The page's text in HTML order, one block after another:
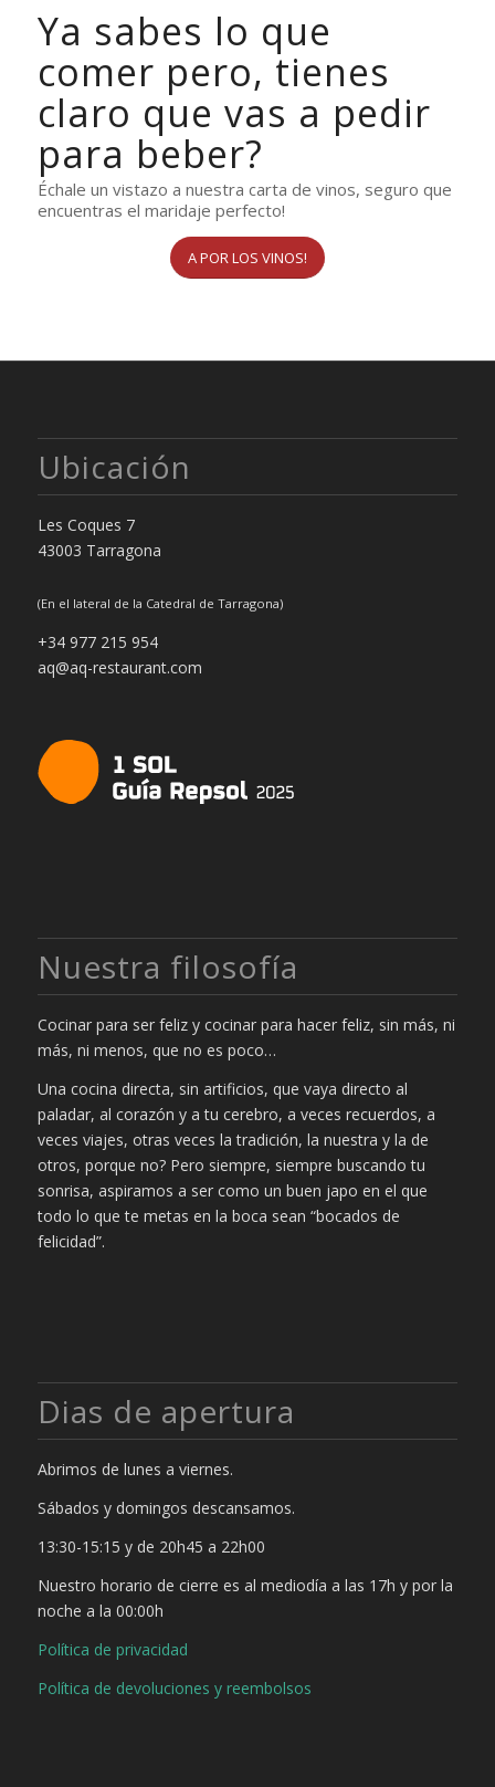
Ya sabes lo que
comer pero, tienes
claro que vas a pedir
para beber?
Échale un vistazo a nuestra carta de vinos, seguro que
encuentras el maridaje perfecto!
A POR LOS VINOS!
Ubicación
Les Coques 7
43003 Tarragona
(En el lateral de la Catedral de Tarragona)
+34 977 215 954
aq@aq-restaurant.com
Nuestra filosofía
Cocinar para ser feliz y cocinar para hacer feliz, sin más, ni
más, ni menos, que no es poco…
Una cocina directa, sin artificios, que vaya directo al
paladar, al corazón y a tu cerebro, a veces recuerdos, a
veces viajes, otras veces la tradición, la nuestra y la de
otros, porque no? Pero siempre, siempre buscando tu
sonrisa, aspiramos a ser como un buen japo en el que
todo lo que te metas en la boca sean “bocados de
felicidad”.
Dias de apertura
Abrimos de lunes a viernes.
Sábados y domingos descansamos.
13:30-15:15 y de 20h45 a 22h00
Nuestro horario de cierre es al mediodía a las 17h y por la
noche a la 00:00h
Política de privacidad
Política de devoluciones y reembolsos